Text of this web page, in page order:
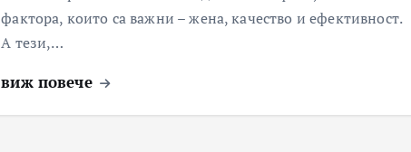
фактора, които са важни – жена, качество и ефективност.
А тези,…
виж повече